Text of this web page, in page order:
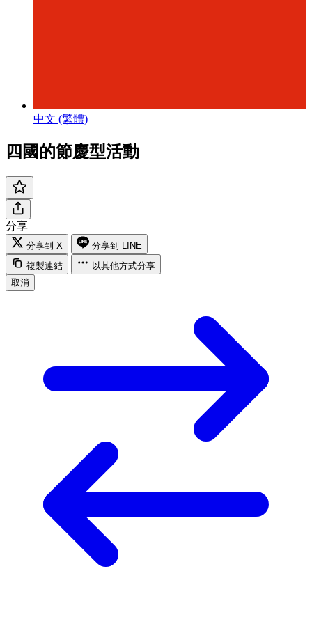
中文 (繁體)
四國的節慶型活動
分享
分享到 X
分享到 LINE
複製連結
以其他方式分享
取消